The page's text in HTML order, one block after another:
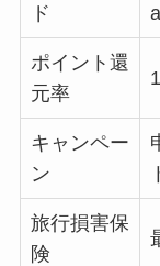
ド
ポイント還
元率
キャンペー
ン
旅行損害保
険